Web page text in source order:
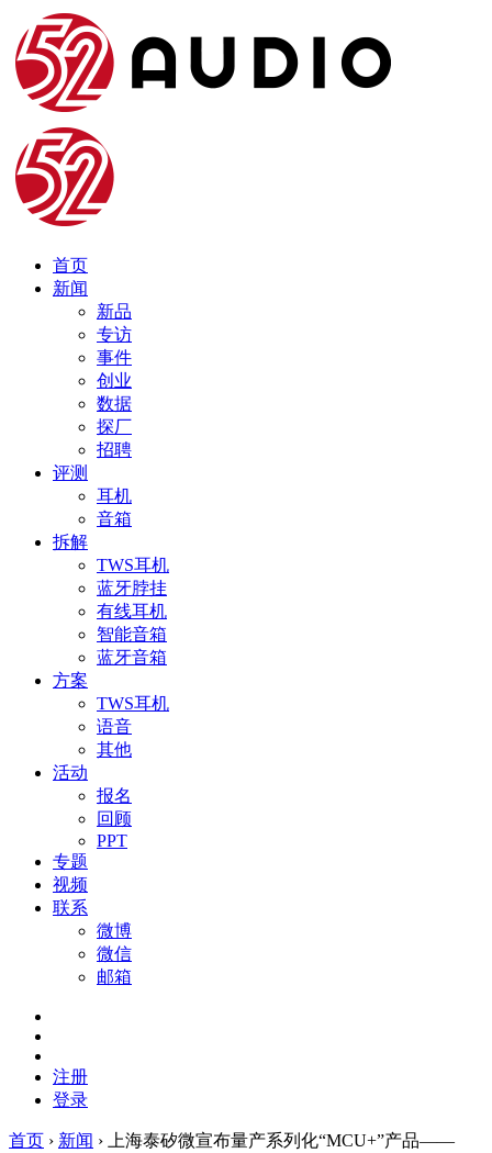
首页
新闻
新品
专访
事件
创业
数据
探厂
招聘
评测
耳机
音箱
拆解
TWS耳机
蓝牙脖挂
有线耳机
智能音箱
蓝牙音箱
方案
TWS耳机
语音
其他
活动
报名
回顾
PPT
专题
视频
联系
微博
微信
邮箱
注册
登录
首页 › 新闻 ›
上海泰矽微宣布量产系列化“MCU+”产品——